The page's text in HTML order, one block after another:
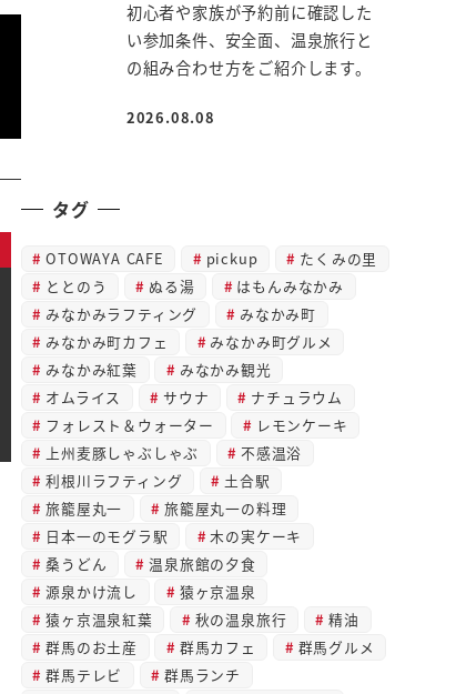
初心者や家族が予約前に確認した
い参加条件、安全面、温泉旅行と
の組み合わせ方をご紹介します。
投稿日
2026.08.08
タグ
OTOWAYA CAFE pickup
たくみの里
ととのう
ぬる湯
はもんみなかみ
みなかみラフティング
みなかみ町
みなかみ町カフェ
みなかみ町グルメ
みなかみ紅葉
みなかみ観光
オムライス
サウナ
ナチュラウム
フォレスト＆ウォーター
レモンケーキ
上州麦豚しゃぶしゃぶ
不感温浴
利根川ラフティング
土合駅
旅籠屋丸一
旅籠屋丸一の料理
日本一のモグラ駅
木の実ケーキ
桑うどん
温泉旅館の夕食
源泉かけ流し
猿ヶ京温泉
猿ヶ京温泉紅葉
秋の温泉旅行
精油
群馬のお土産
群馬カフェ
群馬グルメ
群馬テレビ
群馬ランチ